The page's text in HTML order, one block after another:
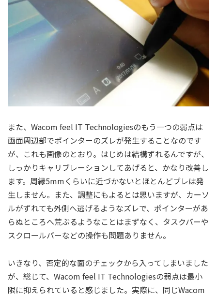
また、Wacom feel IT Technologiesのもう一つの弱点は
画面周辺部でポインターのズレが発生することなのです
が、これも画像のとおり。はじめは結構ずれるんですが、
しっかりキャリブレーションしてあげると、かなり改善し
ます。周縁5mmくらいに近づかないとほとんどブレは発
生しません。また、調整にもよるとは思いますが、カーソ
ルがずれても外側へ逃げるようなズレで、ポインターがあ
らぬところへ荒ぶるようなことはまずなく、タスクバーや
スクロールバーなどの操作も問題ありません。
いきなり、否定的な面のチェックから入ってしまいました
が、総じて、Wacom feel IT Technologiesの弱点は最小
限に抑えられていると感じました。実際に、同じWacom